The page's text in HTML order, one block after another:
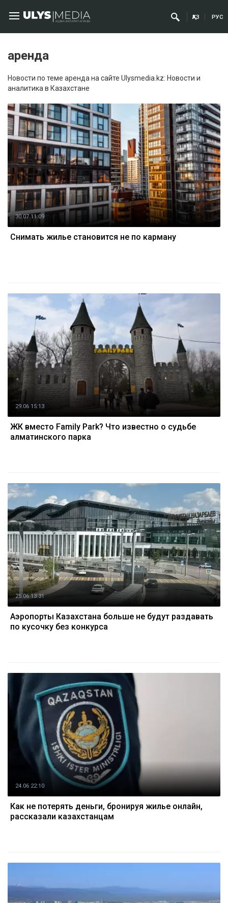
ҚАЗ РУС
аренда
Новости по теме аренда на сайте Ulysmedia.kz: Новости и
аналитика в Казахстане
30.07 11:09
Снимать жилье становится не по карману
29.06 15:13
ЖК вместо Family Park? Что известно о судьбе
алматинского парка
25.06 13:31
Аэропорты Казахстана больше не будут раздавать
по кусочку без конкурса
24.06 22:10
Как не потерять деньги, бронируя жилье онлайн,
рассказали казахстанцам